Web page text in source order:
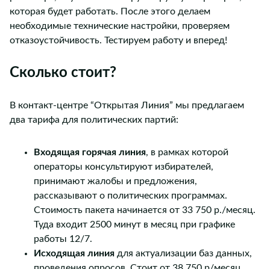
которая будет работать. После этого делаем
необходимые технические настройки, проверяем
отказоустойчивость. Тестируем работу и вперед!
Сколько стоит?
В контакт-центре “Открытая Линия” мы предлагаем
два тарифа для политических партий:
Входящая горячая линия, в рамках которой
операторы консультируют избирателей,
принимают жалобы и предложения,
рассказывают о политических программах.
Стоимость пакета начинается от 33 750 р./месяц.
Туда входит 2500 минут в месяц при графике
работы 12/7.
Исходящая линия для актуализации баз данных,